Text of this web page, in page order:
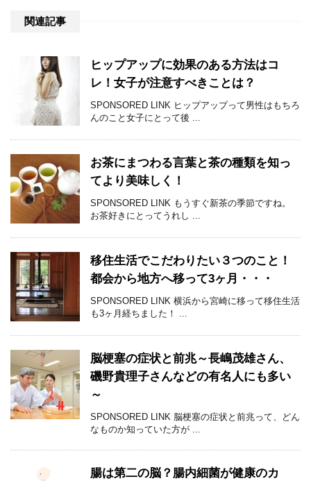
関連記事
ヒップアップに効果のある方法はコ
レ！女子が注意すべきことは？
SPONSORED LINK ヒップアップって男性はもちろ
んのこと女子にとって後 ...
お茶にまつわる言葉と茶の種類を知っ
てより美味しく！
SPONSORED LINK もうすぐ新茶の季節ですね。
お茶好きにとってうれし ...
移住生活でこだわりたい３つのこと！
都会から地方へ移って3ヶ月・・・
SPONSORED LINK 横浜から宮崎に移って移住生活
も3ヶ月経ちました！ ...
脳梗塞の症状と前兆～長嶋茂雄さん、
磯野貴理子さんなどの有名人にも多い
～
SPONSORED LINK 脳梗塞の症状と前兆って、どん
なものか知っていた方が ...
腸は第二の脳？腸内細菌が健康のカ